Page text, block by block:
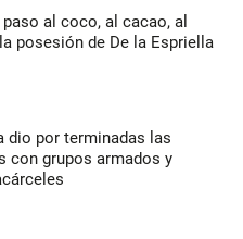
al coco, al cacao, al
posesión de De la Espriella
dio por terminadas las
con grupos armados y